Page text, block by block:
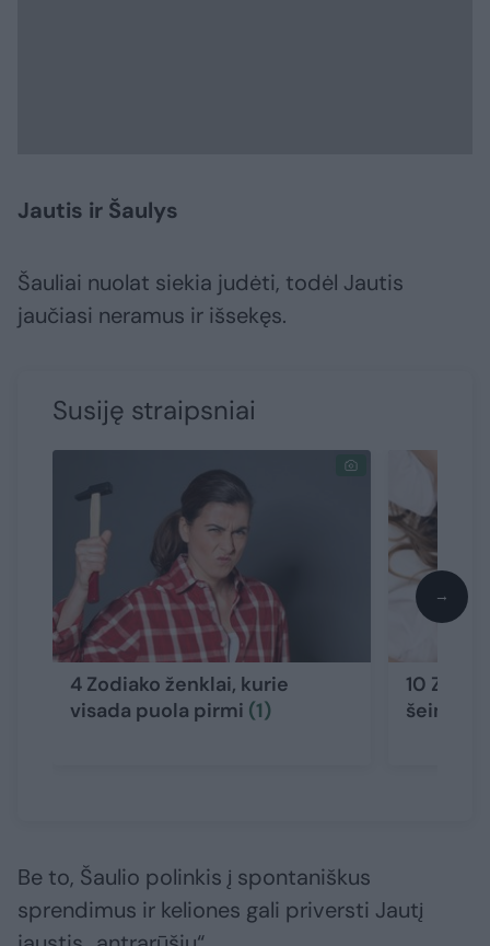
Jautis ir Šaulys
Šauliai nuolat siekia judėti, todėl Jautis
jaučiasi neramus ir išsekęs.
Susiję straipsniai
4 Zodiako ženklai, kurie
visada puola pirmi (1)
10
→
Be to, Šaulio polinkis į spontaniškus
sprendimus ir keliones gali priversti Jautį